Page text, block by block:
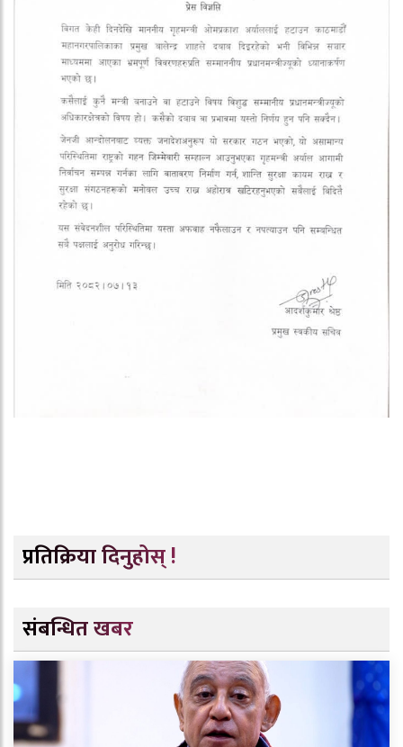
प्रतिक्रिया दिनुहोस् !
संबन्धित खबर